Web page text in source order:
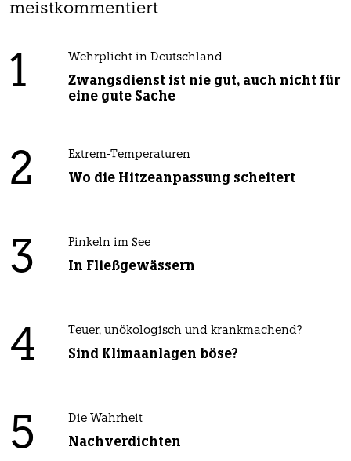
meistkommentiert
1 Wehrplicht in Deutschland
Zwangsdienst ist nie gut, auch nicht für
eine gute Sache
2 Extrem-Temperaturen
Wo die Hitzeanpassung scheitert
3 Pinkeln im See
In Fließgewässern
4 Teuer, unökologisch und krankmachend?
Sind Klimaanlagen böse?
5 Die Wahrheit
Nachverdichten